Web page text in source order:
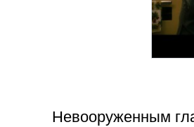
Невооруженным